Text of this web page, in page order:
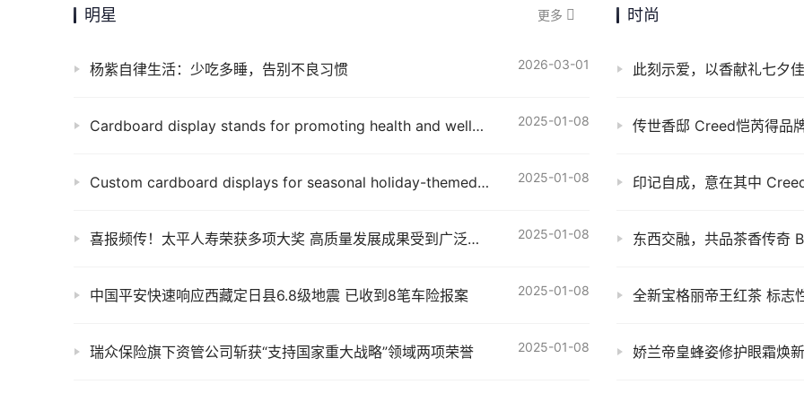
明星 更多
2026-03-01
杨紫自律生活：少吃多睡，告别不良习惯
2025-01-08
Cardboard display stands for promoting health and wellness products
2025-01-08
Custom cardboard displays for seasonal holiday-themed campaigns
2025-01-08
喜报频传！太平人寿荣获多项大奖 高质量发展成果受到广泛认可
2025-01-08
中国平安快速响应西藏定日县6.8级地震 已收到8笔车险报案
2025-01-08
瑞众保险旗下资管公司斩获“支持国家重大战略”领域两项荣誉
时尚
此刻示爱，以香献礼七夕
传世香邸 Creed恺芮得品
印记自成，意在其中
东西交融，共品茶香传奇
全新宝格丽帝王红茶 标志
娇兰帝皇蜂姿修护眼霜焕